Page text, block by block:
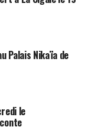
Palais Nikaïa de
le